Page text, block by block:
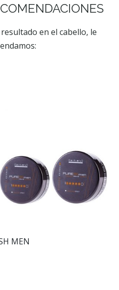
en el cabello, le
MEN